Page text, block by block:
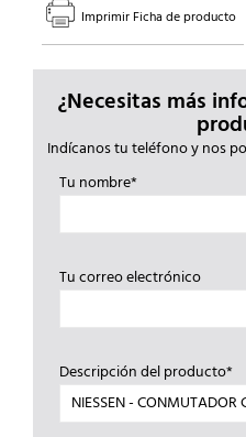
Imprimir Ficha de producto
¿Necesitas más
Indícanos tu teléfono y nos
Tu nombre*
Tu correo electrónico
Descripción del producto*